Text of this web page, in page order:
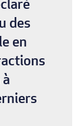
des
en